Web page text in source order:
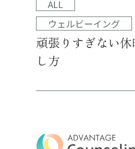
ALL
ウェルビーイング
頑張りすぎない
し方